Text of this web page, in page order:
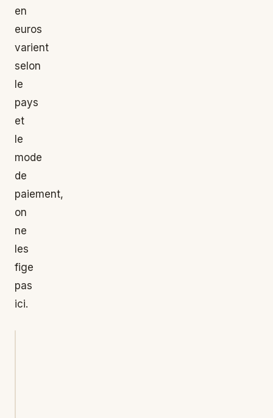
en
euros
varient
selon
le
pays
et
le
mode
de
paiement,
on
ne
les
fige
pas
ici.